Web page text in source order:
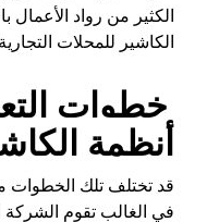
الكثير من رواد
الكاشير للمحلات
خطوات
أنظمة
قد تختلف تلك الخطوات
في الغالب تقوم الشركة